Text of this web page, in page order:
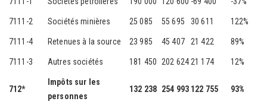
7111-2 Sociétés minières 25 085 55 695 30 611 122%
7111-4 Retenues à la source 23 985 45 407 21 422 89%
7111-3 Autres sociétés 181 450 202 624 21 174 12%
712*
Impôts sur les
personnes
132 238 254 993 122 755 93%